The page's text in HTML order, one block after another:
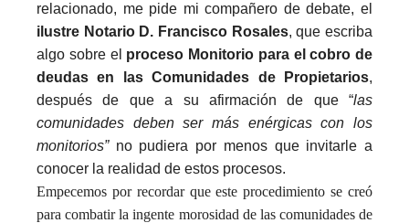
relacionado, me pide mi compañero de debate, el
ilustre Notario D. Francisco Rosales, que escriba
algo sobre el proceso Monitorio para el cobro de
deudas en las Comunidades de Propietarios,
después de que a su afirmación de que “las
comunidades deben ser más enérgicas con los
monitorios”no pudiera por menos que invitarle a
conocer la realidad de estos procesos.
Empecemos por recordar que este procedimiento se creó
para combatir la ingente morosidad de las comunidades de